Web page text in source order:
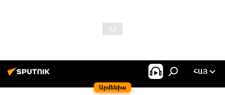
Արմենիա
ՀԱՅ